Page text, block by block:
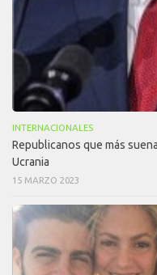
INTERNACIONALES
Republicanos que más
Ucrania
15 MARZO 2023